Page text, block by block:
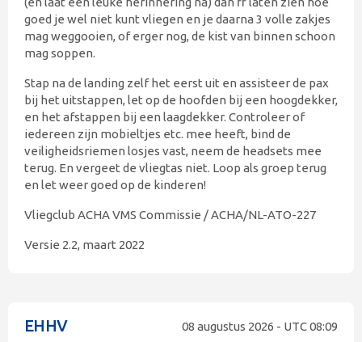
goed je wel niet kunt vliegen en je daarna 3 volle zakjes
mag weggooien, of erger nog, de kist van binnen schoon
mag soppen.
Stap na de landing zelf het eerst uit en assisteer de pax
bij het uitstappen, let op de hoofden bij een hoogdekker,
en het afstappen bij een laagdekker. Controleer of
iedereen zijn mobieltjes etc. mee heeft, bind de
veiligheidsriemen losjes vast, neem de headsets mee
terug. En vergeet de vliegtas niet. Loop als groep terug
en let weer goed op de kinderen!
Vliegclub ACHA VMS Commissie / ACHA/NL-ATO-227
Versie 2.2, maart 2022
08 augustus 2026 - UTC08:09
EHHV